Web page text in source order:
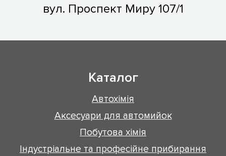
вул. Проспект Миру 107/1
Каталог
Автохімія
Аксесуари для автомийок
Побутова хімія
Індустріальне та професійне прибирання